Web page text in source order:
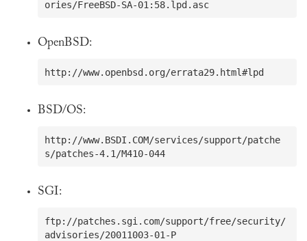
ories/FreeBSD-SA-01:58.lpd.asc
OpenBSD:
http://www.openbsd.org/errata29.html#lpd
BSD/OS:
http://www.BSDI.COM/services/support/patche
s/patches-4.1/M410-044
SGI:
ftp://patches.sgi.com/support/free/security/
advisories/20011003-01-P